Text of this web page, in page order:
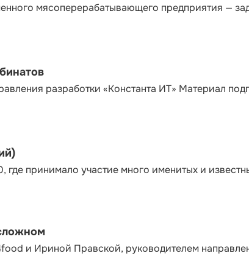
мясоперерабатывающего предприятия —
разработки «Константа ИТ» Материал
принимало участие много именитых и
и Ириной Правской, руководителем